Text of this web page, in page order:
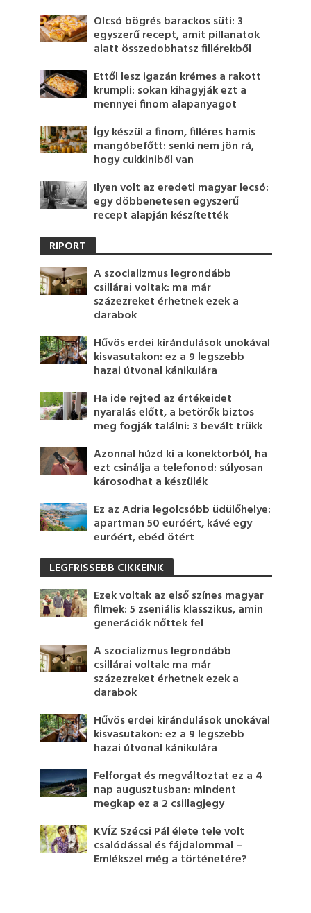
Olcsó bögrés barackos süti: 3
egyszerű recept, amit pillanatok
alatt összedobhatsz fillérekből
Ettől lesz igazán krémes a rakott
krumpli: sokan kihagyják ezt a
mennyei finom alapanyagot
Így készül a finom, filléres hamis
mangóbefőtt: senki nem jön rá,
hogy cukkiniből van
Ilyen volt az eredeti magyar lecsó:
egy döbbenetesen egyszerű
recept alapján készítették
RIPORT
A szocializmus legrondább
csillárai voltak: ma már
százezreket érhetnek ezek a
darabok
Hűvös erdei kirándulások unokával
kisvasutakon: ez a 9 legszebb
hazai útvonal kánikulára
Ha ide rejted az értékeidet
nyaralás előtt, a betörők biztos
meg fogják találni: 3 bevált trükk
Azonnal húzd ki a konektorból, ha
ezt csinálja a telefonod: súlyosan
károsodhat a készülék
Ez az Adria legolcsóbb üdülőhelye:
apartman 50 euróért, kávé egy
euróért, ebéd ötért
LEGFRISSEBB CIKKEINK
Ezek voltak az első színes magyar
filmek: 5 zseniális klasszikus, amin
generációk nőttek fel
A szocializmus legrondább
csillárai voltak: ma már
százezreket érhetnek ezek a
darabok
Hűvös erdei kirándulások unokával
kisvasutakon: ez a 9 legszebb
hazai útvonal kánikulára
Felforgat és megváltoztat ez a 4
nap augusztusban: mindent
megkap ez a 2 csillagjegy
KVÍZ Szécsi Pál élete tele volt
csalódással és fájdalommal –
Emlékszel még a történetére?